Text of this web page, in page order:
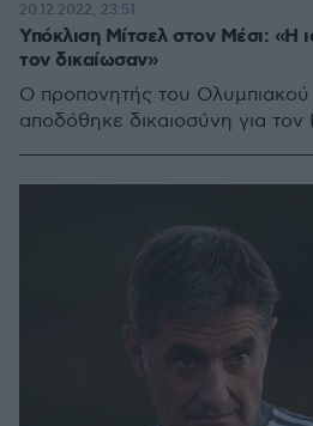
Υπόκλιση Μίτσελ στον Μέσι: «Η
τον δικαίωσαν»
Ο προπονητής του Ολυμπιακού
αποδόθηκε δικαιοσύνη για τον
20.12.2022, 23:51